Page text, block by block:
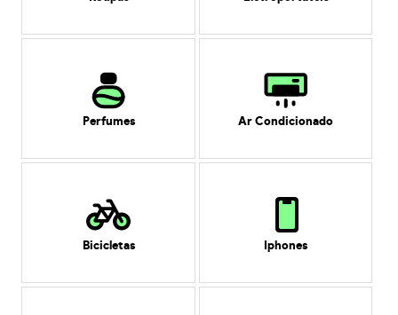
Perfumes Ar Condicionado
Bicicletas Iphones